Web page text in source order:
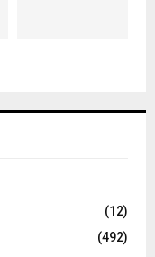
(12)
(492)